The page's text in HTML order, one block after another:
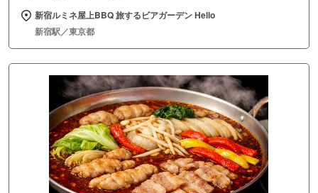
新宿ルミネ屋上BBQ 旅するビアガーデン Hello
新宿駅／東京都